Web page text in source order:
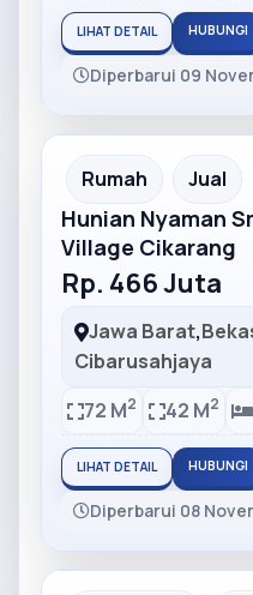
LIHAT DETAIL HUBUNGI
Diperbarui 09
Partner Ad
Rumah Jual
Hunian Nyaman
Village Cikarang
Rp. 466 Juta
Jawa Barat,
Cibarusahjaya
72 M2 42 M2
LIHAT DETAIL HUBUNGI
Diperbarui 08